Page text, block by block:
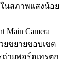
นสภาพแสงน้อย
Main Camera
ยขยายขอบเขต
ายพอร์ตเทรตก